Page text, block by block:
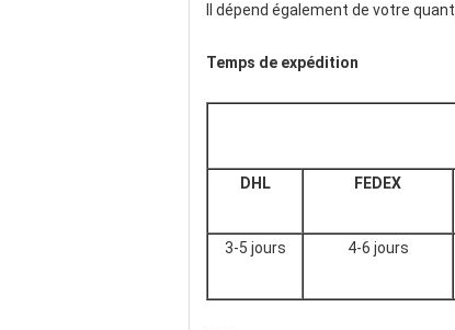
Il dépend également de votre
Temps de expédition
DHL FEDEX
3-5 jours 4-6 jours